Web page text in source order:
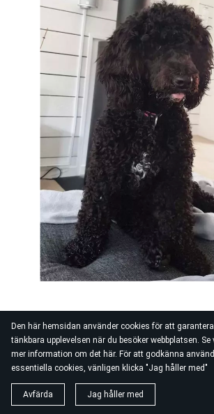
Den här hemsidan använder cookies för att
tänkbara upplevelsen när du besöker webbplatsen. Se
mer information om det här. För att godkänna
essentiella cookies, vänligen klicka "Jag håller med"
Avfärda Jag håller med